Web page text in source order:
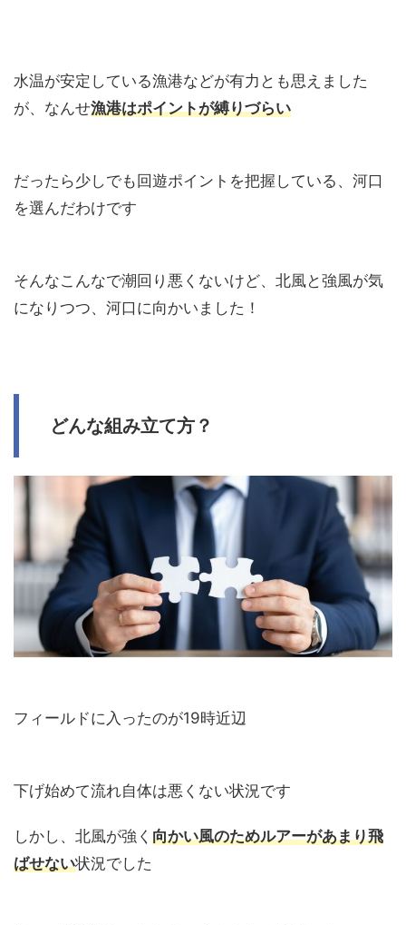
水温が安定している漁港などが有力とも思えました
が、なんせ漁港はポイントが縛りづらい
だったら少しでも回遊ポイントを把握している、河口
を選んだわけです
そんなこんなで潮回り悪くないけど、北風と強風が気
になりつつ、河口に向かいました！
どんな組み立て方？
フィールドに入ったのが19時近辺
下げ始めて流れ自体は悪くない状況です
しかし、北風が強く 向かい風のためルアーがあまり飛
ばせない状況でした